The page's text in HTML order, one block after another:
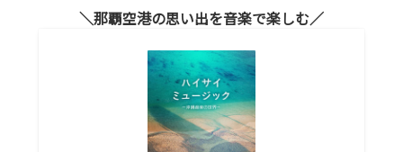
那覇空港の思い出を音楽で楽しむ